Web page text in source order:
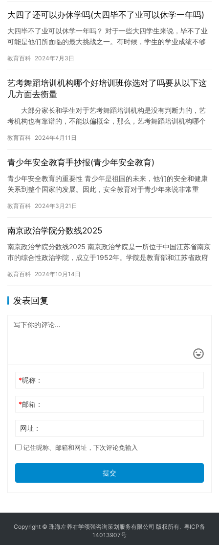
大四了还可以办休学吗(大四毕不了业可以休学一年吗)
大四毕不了业可以休学一年吗？ 对于一些大四学生来说，毕不了业
可能是他们所面临的最大挑战之一。有时候，学生的学业成绩不够
计或…
教育百科 2024年7月3日
艺考舞蹈培训机构哪个好培训班你选对了吗要从以下这
几方面去衡量
大部分家长和学生对于艺考舞蹈培训机构是没有判断力的，艺
考机构也有靠谱的，不能以偏概全，那么，艺考舞蹈培训机构哪个
蹈…
教育百科 2024年4月11日
青少年安全教育手抄报(青少年安全教育)
青少年安全教育的重要性 青少年是祖国的未来，他们的安全和健康
关系到整个国家的发展。因此，安全教育对于青少年来说非常重
题，包…
教育百科 2024年3月21日
南京政治学院分数线2025
南京政治学院分数线2025 南京政治学院是一所位于中国江苏省南京
市的综合性政治学院，成立于1952年。学院是教育部和江苏省政府
教育百科 2024年10月14日
发表回复
*昵称：
*邮箱：
网址：
记住昵称、邮箱和网址，下次评论免输入
提交
Copyright © 珠海左养右学颂强咨询策划服务有限公司 版权所有. 粤ICP备
14013907号